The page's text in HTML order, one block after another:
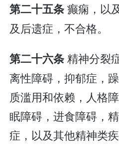
第二十五条癫痫，以
及后遗症，不合格。
第二十六条精神分裂
离性障碍，抑郁症，
质滥用和依赖，人格
眠障碍，进食障碍，
症，以及其他精神类疾